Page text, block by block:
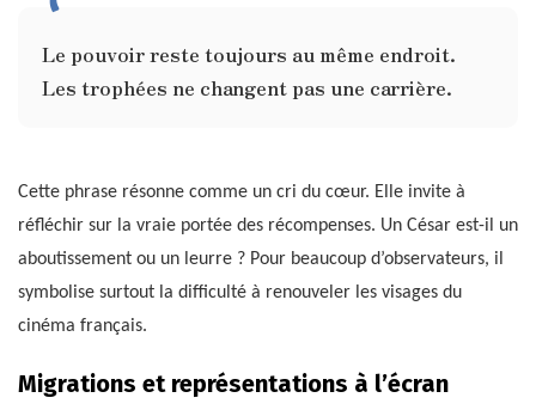
Le pouvoir reste toujours au même endroit.
Les trophées ne changent pas une carrière.
Cette phrase résonne comme un cri du cœur. Elle invite à
réfléchir sur la vraie portée des récompenses. Un César est-il un
aboutissement ou un leurre ? Pour beaucoup d’observateurs, il
symbolise surtout la difficulté à renouveler les visages du
cinéma français.
Migrations et représentations à l’écran